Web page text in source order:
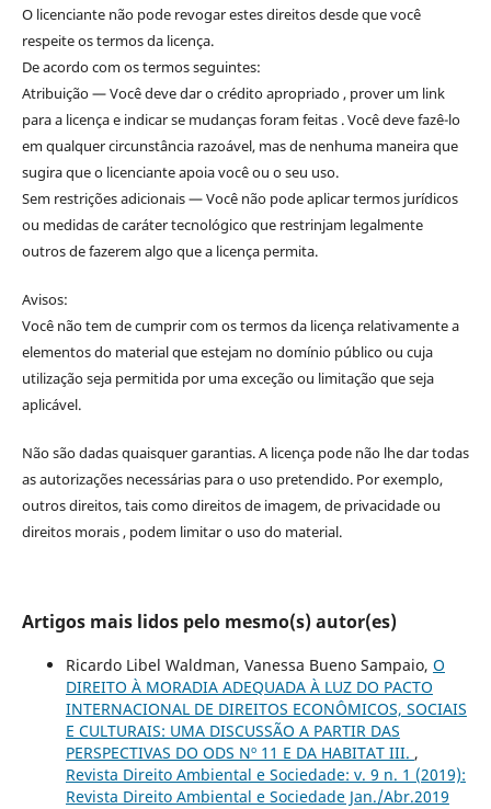
O licenciante não pode revogar estes direitos desde que você
respeite os termos da licença.
De acordo com os termos seguintes:
Atribuição — Você deve dar o crédito apropriado , prover um link
para a licença e indicar se mudanças foram feitas . Você deve fazê-lo
em qualquer circunstância razoável, mas de nenhuma maneira que
sugira que o licenciante apoia você ou o seu uso.
Sem restrições adicionais — Você não pode aplicar termos jurídicos
ou medidas de caráter tecnológico que restrinjam legalmente
outros de fazerem algo que a licença permita.
Avisos:
Você não tem de cumprir com os termos da licença relativamente a
elementos do material que estejam no domínio público ou cuja
utilização seja permitida por uma exceção ou limitação que seja
aplicável.
Não são dadas quaisquer garantias. A licença pode não lhe dar todas
as autorizações necessárias para o uso pretendido. Por exemplo,
outros direitos, tais como direitos de imagem, de privacidade ou
direitos morais , podem limitar o uso do material.
Artigos mais lidos pelo mesmo(s) autor(es)
Ricardo Libel Waldman, Vanessa Bueno Sampaio, O
DIREITO À MORADIA ADEQUADA À LUZ DO PACTO
INTERNACIONAL DE DIREITOS ECONÔMICOS, SOCIAIS
E CULTURAIS: UMA DISCUSSÃO A PARTIR DAS
PERSPECTIVAS DO ODS Nº 11 E DA HABITAT III. ,
Revista Direito Ambiental e Sociedade: v. 9 n. 1 (2019):
Revista Direito Ambiental e Sociedade Jan./Abr.2019